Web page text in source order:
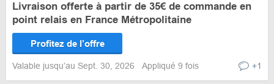
Livraison offerte à partir de 35€ de commande en
point relais en France Métropolitaine
Profitez de l’offre
Valable jusqu’au Sept. 30, 2026 Appliqué 9 fois +1